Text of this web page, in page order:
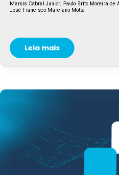
Marsis Cabral Junior; Paulo Brito Moreira de
José Francisco Marciano Motta
Leia mais